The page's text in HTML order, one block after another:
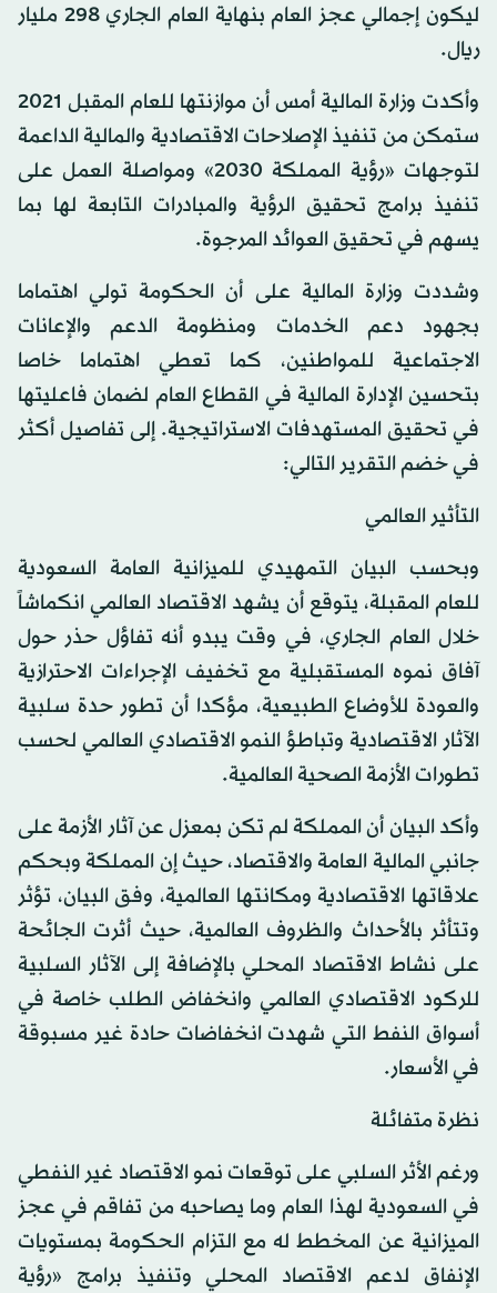
ليكون إجمالي عجز العام بنهاية العام الجاري 298 مليار
ريال.
وأكدت وزارة المالية أمس أن موازنتها للعام المقبل 2021
ستمكن من تنفيذ الإصلاحات الاقتصادية والمالية الداعمة
لتوجهات «رؤية المملكة 2030» ومواصلة العمل على
تنفيذ برامج تحقيق الرؤية والمبادرات التابعة لها بما
يسهم في تحقيق العوائد المرجوة.
وشددت وزارة المالية على أن الحكومة تولي اهتماما
بجهود دعم الخدمات ومنظومة الدعم والإعانات
الاجتماعية للمواطنين، كما تعطي اهتماما خاصا
بتحسين الإدارة المالية في القطاع العام لضمان فاعليتها
في تحقيق المستهدفات الاستراتيجية. إلى تفاصيل أكثر
في خضم التقرير التالي:
التأثير العالمي
وبحسب البيان التمهيدي للميزانية العامة السعودية
للعام المقبلة، يتوقع أن يشهد الاقتصاد العالمي انكماشاً
خلال العام الجاري، في وقت يبدو أنه تفاؤل حذر حول
آفاق نموه المستقبلية مع تخفيف الإجراءات الاحترازية
والعودة للأوضاع الطبيعية، مؤكدا أن تطور حدة سلبية
الآثار الاقتصادية وتباطؤ النمو الاقتصادي العالمي لحسب
تطورات الأزمة الصحية العالمية.
وأكد البيان أن المملكة لم تكن بمعزل عن آثار الأزمة على
جانبي المالية العامة والاقتصاد، حيث إن المملكة وبحكم
علاقاتها الاقتصادية ومكانتها العالمية، وفق البيان، تؤثر
وتتأثر بالأحداث والظروف العالمية، حيث أثرت الجائحة
على نشاط الاقتصاد المحلي بالإضافة إلى الآثار السلبية
للركود الاقتصادي العالمي وانخفاض الطلب خاصة في
أسواق النفط التي شهدت انخفاضات حادة غير مسبوقة
في الأسعار.
نظرة متفائلة
ورغم الأثر السلبي على توقعات نمو الاقتصاد غير النفطي
في السعودية لهذا العام وما يصاحبه من تفاقم في عجز
الميزانية عن المخطط له مع التزام الحكومة بمستويات
الإنفاق لدعم الاقتصاد المحلي وتنفيذ برامج «رؤية